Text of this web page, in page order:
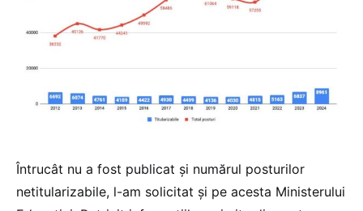
Întrucât nu a fost publicat și numărul posturilor
netitularizabile, l-am solicitat și pe acesta Ministerului